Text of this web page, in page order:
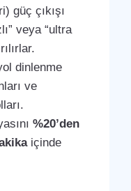
güç çıkışı
veya “ultra
dinlenme
ve
%20’den
içinde